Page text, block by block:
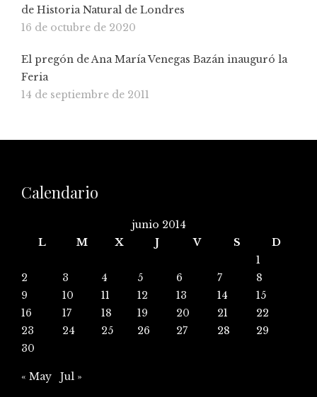
de Historia Natural de Londres
16 de octubre de 2020
El pregón de Ana María Venegas Bazán inauguró la
Feria
14 de septiembre de 2011
Calendario
junio 2014
L
M X J V S
D
1
2
3 4 5 6 7
8
9
10 11 12 13 14
15
16
17 18 19 20 21
22
23
24 25 26 27 28
29
30
« May Jul »